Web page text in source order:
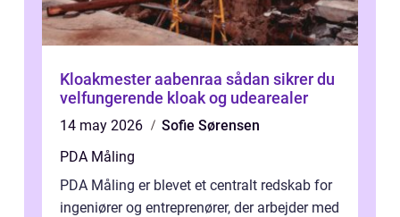
Kloakmester aabenraa sådan sikrer du
velfungerende kloak og udearealer
14 may 2026
Sofie Sørensen
PDA Måling
PDA Måling er blevet et centralt redskab for
ingeniører og entreprenører, der arbejder med